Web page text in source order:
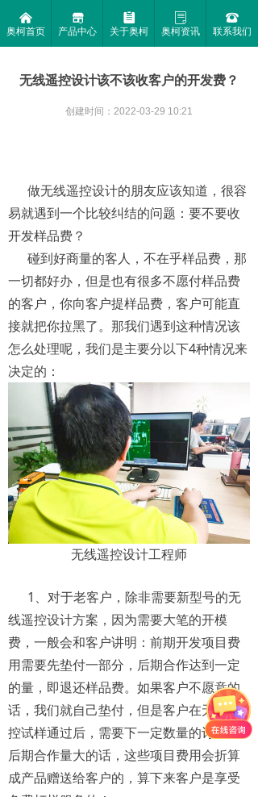
낀
奥柯首页
끵
产品中心
뀳
关于奥柯
ꂓ
奥柯资讯
뀰
联系我们
无线遥控设计该不该收客户的开发费？
做无线遥控设计的朋友应该知道，很容
易就遇到一个比较纠结的问题：要不要收
开发样品费？
碰到好商量的客人，不在乎样品费，那
一切都好办，但是也有很多不愿付样品费
的客户，你向客户提样品费，客户可能直
接就把你拉黑了。那我们遇到这种情况该
怎么处理呢，我们是主要分以下4种情况来
决定的：
无线遥控设计工程师
1、对于老客户，除非需要新型号的无
线遥控设计方案，因为需要大笔的开模
费，一般会和客户讲明：前期开发项目费
用需要先垫付一部分，后期合作达到一定
的量，即退还样品费。如果客户不愿意的
话，我们就自己垫付，但是客户在无线遥
控试样通过后，需要下一定数量的订单，
后期合作量大的话，这些项目费用会折算
成产品赠送给客户的，算下来客户是享受
创建时间： 2022-03-29 10:21